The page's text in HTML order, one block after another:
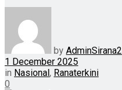
by AdminSirana2
1 December 2025
in Nasional, Ranaterkini
0